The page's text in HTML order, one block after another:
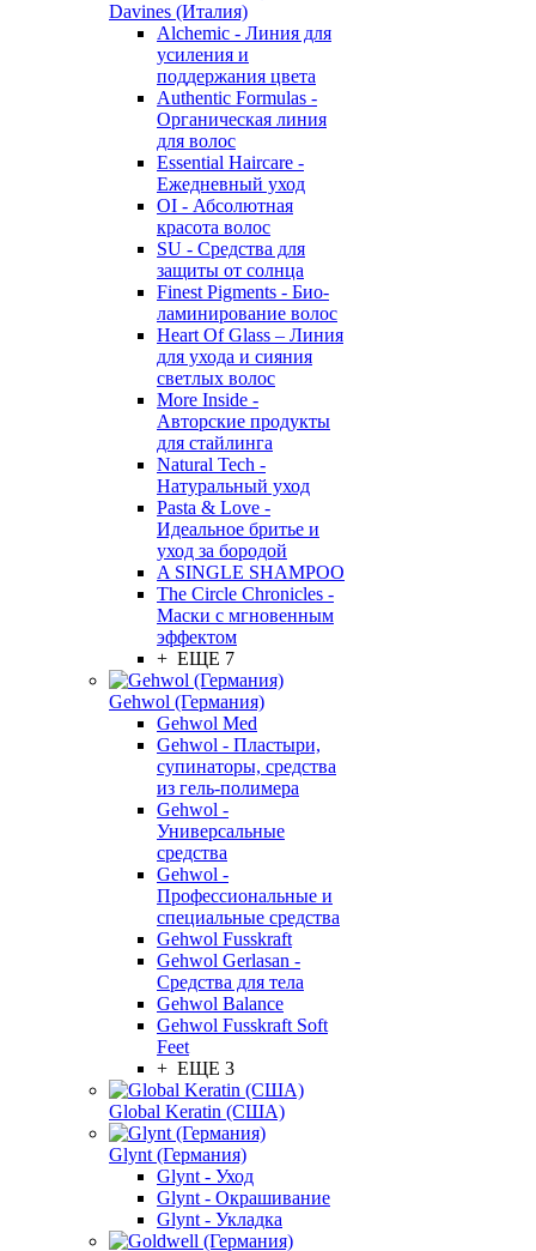
Davines (Италия)
Alchemic - Линия для
усиления и
поддержания цвета
Authentic Formulas -
Органическая линия
для волос
Essential Haircare -
Eжедневный уход
OI - Абсолютная
красота волос
SU - Средства для
защиты от солнца
Finest Pigments - Био-
ламинирование волос
Heart Of Glass – Линия
для ухода и сияния
светлых волос
More Inside -
Авторские продукты
для стайлинга
Natural Tech -
Натуральный уход
Pasta & Love -
Идеальное бритье и
уход за бородой
A SINGLE SHAMPOO
The Circle Chronicles -
Маски с мгновенным
эффектом
+ ЕЩЕ 7
Gehwol (Германия)
Gehwol Med
Gehwol - Пластыри,
супинаторы, средства
из гель-полимера
Gehwol -
Универсальные
средства
Gehwol -
Профессиональные и
специальные средства
Gehwol Fusskraft
Gehwol Gerlasan -
Средства для тела
Gehwol Balance
Gehwol Fusskraft Soft
Feet
+ ЕЩЕ 3
Global Keratin (США)
Glynt (Германия)
Glynt - Уход
Glynt - Окрашивание
Glynt - Укладка